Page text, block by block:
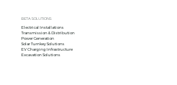
BETA SOLUTIONS
Electrical Installations
Transmission & Distribution
Power Generation
Solar Turnkey Solutions
EV Charging Infrastructure
Excavation Solutions